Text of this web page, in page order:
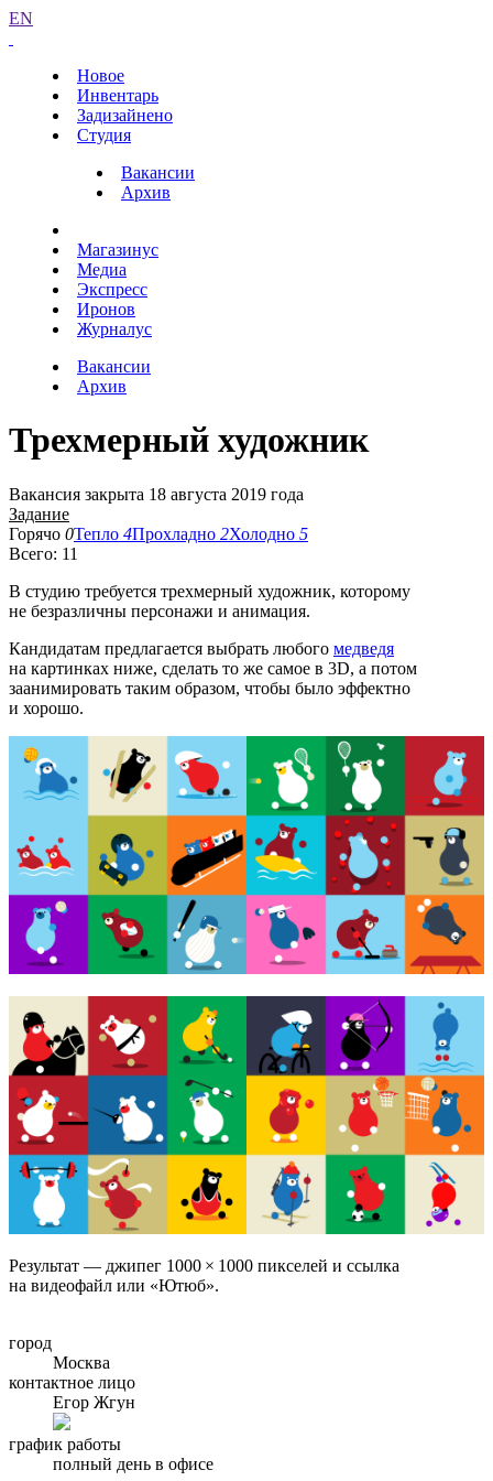
EN
Новое
Инвентарь
Задизайнено
Студия
Вакансии
Архив
Магазинус
Медиа
Экспресс
Иронов
Журналус
Вакансии
Архив
Трехмерный художник
Вакансия закрыта 18 августа 2019 года
Задание
Горячо 0Тепло 4Прохладно 2Холодно 5
Всего: 11
В студию требуется трехмерный художник, которому
не безразличны персонажи и анимация.
Кандидатам предлагается выбрать любого медведя
на картинках ниже, сделать то же самое в 3D, а потом
заанимировать таким образом, чтобы было эффектно
и хорошо.
Результат — джипег 1000 × 1000 пикселей и ссылка
на видеофайл или «Ютюб».
город
Москва
контактное лицо
Егор Жгун
график работы
полный день в офисе